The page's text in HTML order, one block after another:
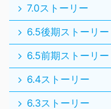
7.0ストーリー
6.5後期ストーリー
6.5前期ストーリー
6.4ストーリー
6.3ストーリー